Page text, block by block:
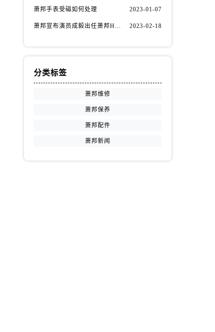
萧邦手表受磁如何处理 2023-01-07
萧邦宣布演员成毅出任萧邦Happy Diamonds系列品牌大使 2023-02-18
分类标签
萧邦维修
萧邦保养
萧邦配件
萧邦新闻